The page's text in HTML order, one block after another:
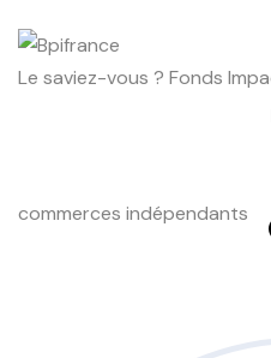
Le saviez-vous ? Fonds
commerces indépendants